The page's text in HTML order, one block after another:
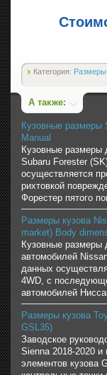
Категория: Размеры
А также:
Кузовные размеры
Manual
Кузовные размеры
Subaru Forester
осуществляется
рихтовкой
Форестер пятого
Размеры кузова
market) Body
Кузовные размеры
автомобилей
данных
4WD, с
автомобилей
Размеры кузова
GSL35)
Заводское
Sienna 2018-2020
элементов кузова